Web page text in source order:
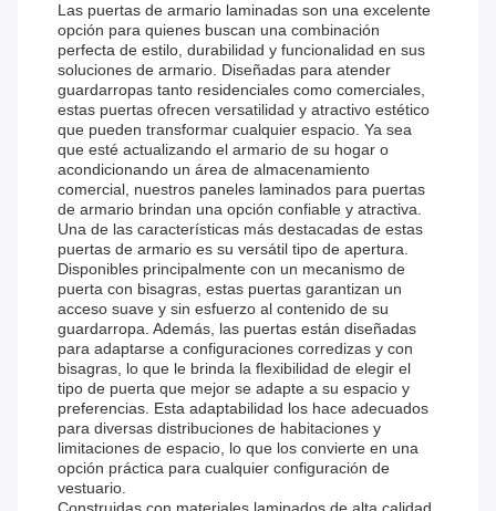
Las puertas de armario laminadas son una excelente
opción para quienes buscan una combinación
perfecta de estilo, durabilidad y funcionalidad en sus
soluciones de armario. Diseñadas para atender
guardarropas tanto residenciales como comerciales,
estas puertas ofrecen versatilidad y atractivo estético
que pueden transformar cualquier espacio. Ya sea
que esté actualizando el armario de su hogar o
acondicionando un área de almacenamiento
comercial, nuestros paneles laminados para puertas
de armario brindan una opción confiable y atractiva.
Una de las características más destacadas de estas
puertas de armario es su versátil tipo de apertura.
Disponibles principalmente con un mecanismo de
puerta con bisagras, estas puertas garantizan un
acceso suave y sin esfuerzo al contenido de su
guardarropa. Además, las puertas están diseñadas
para adaptarse a configuraciones corredizas y con
bisagras, lo que le brinda la flexibilidad de elegir el
tipo de puerta que mejor se adapte a su espacio y
preferencias. Esta adaptabilidad los hace adecuados
para diversas distribuciones de habitaciones y
limitaciones de espacio, lo que los convierte en una
opción práctica para cualquier configuración de
vestuario.